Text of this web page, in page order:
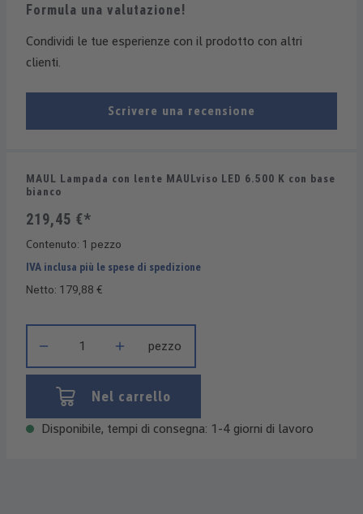
Formula una valutazione!
Condividi le tue esperienze con il prodotto con altri
clienti.
Scrivere una recensione
MAUL Lampada con lente MAULviso LED 6.500 K con base
bianco
219,45 €*
Contenuto: 1 pezzo
IVA inclusa più le spese di spedizione
Netto: 179,88 €
pezzo
Nel carrello
Disponibile, tempi di consegna: 1-4 giorni di lavoro